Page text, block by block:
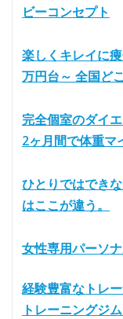
ビーコンセプト
楽しくキレイに
万円台～ 全国ど
完全個室のダイ
2ヶ月間で体重マ
ひとりではでき
はここが違う。
女性専用パーソ
経験豊富なトレ
トレーニングジ